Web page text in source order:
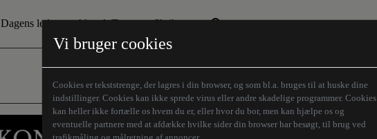
Vi bruger cookies
Cookies er tekststrenge, der lagres i din browser, og som bl.a. bruges til at huske dine
indstillinger. Cookies kan ikke sprede virus eller andre skadelige programmer. Cookies
kan heller ikke fortælle os hvem du er, eller hvor du bor, men kan hjælpe os og
eventuelle partnere med at afdække hvilke sider din browser har besøgt, til brug ved
Dagens leder Aktuelt Tema
Den borgelige brille
Humaniora forfra
Store Danskere
Skribenter
Z-aksen